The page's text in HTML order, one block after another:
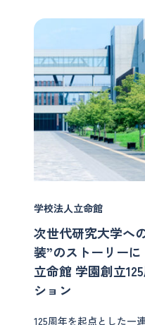
学校法人立命館
次世代研究大学へ
装”のストーリーに
立命館 学園創立
ション
125周年を起点とした一